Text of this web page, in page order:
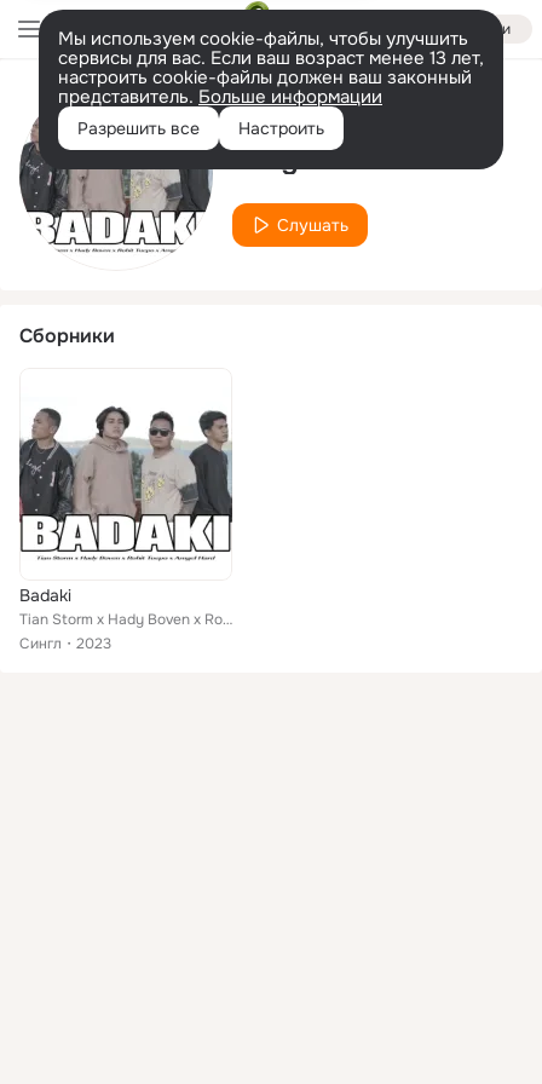
Войти
Мы используем cookie-файлы, чтобы улучшить
сервисы для вас. Если ваш возраст менее 13 лет,
настроить cookie-файлы должен ваш законный
представитель. Больше информации
Разрешить все Настроить
Исполнитель
Arngel Hard
Слушать
Сборники
Badaki
Tian Storm x Hady Boven x Rohit Tuepo x Arngel Hard
Сингл
2023